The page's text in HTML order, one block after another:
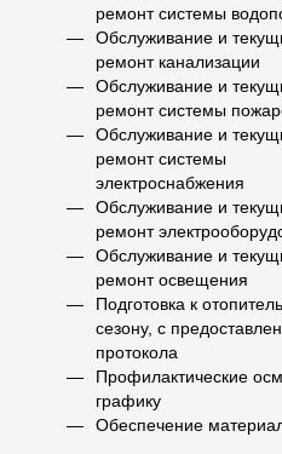
ремонт системы
Обслуживание и
ремонт канализации
Обслуживание и
ремонт системы
Обслуживание и
ремонт системы
электроснабжения
Обслуживание и
ремонт
Обслуживание и
ремонт освещения
Подготовка к
сезону, с
протокола
Профилактические
графику
Обеспечение